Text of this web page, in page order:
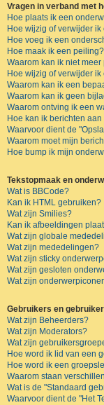
Vragen in verband met
Hoe plaats ik een
Hoe wijzig of verwijder ik
Hoe voeg ik een
Hoe maak ik een peiling?
Waarom kan ik niet
Hoe wijzig of verwijder
Waarom kan ik een
Waarom kan ik geen
Waarom ontving ik een
Hoe kan ik berichten
Waarvoor dient de
Waarom moet mijn
Hoe bump ik mijn
Tekstopmaak en
Wat is BBCode?
Kan ik HTML gebruiken?
Wat zijn Smilies?
Kan ik afbeeldingen
Wat zijn globale
Wat zijn mededelingen?
Wat zijn sticky
Wat zijn gesloten
Wat zijn
Gebruikers en
Wat zijn Beheerders?
Wat zijn Moderators?
Wat zijn
Hoe word ik lid van een
Hoe word ik een
Waarom staan
Wat is de "Standaard
Waarvoor dient de "Het